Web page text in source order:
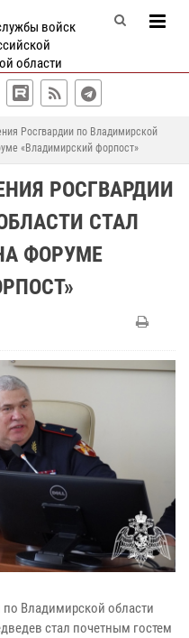
войск
области
Росгвардии по Владимирской
«Владимирский форпост»
РОСГВАРДИИ
СТАЛ
ФОРУМЕ
Владимирской области
стал почетным гостем